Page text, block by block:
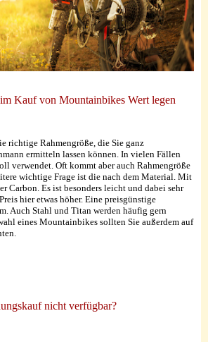
Kauf von Mountainbikes Wert legen
richtige Rahmengröße, die Sie ganz
ermitteln lassen können. In vielen Fällen
verwendet. Oft kommt aber auch Rahmengröße
wichtige Frage ist die nach dem Material. Mit
Carbon. Es ist besonders leicht und dabei sehr
hier etwas höher. Eine preisgünstige
Auch Stahl und Titan werden häufig gern
eines Mountainbikes sollten Sie außerdem auf
nicht verfügbar?